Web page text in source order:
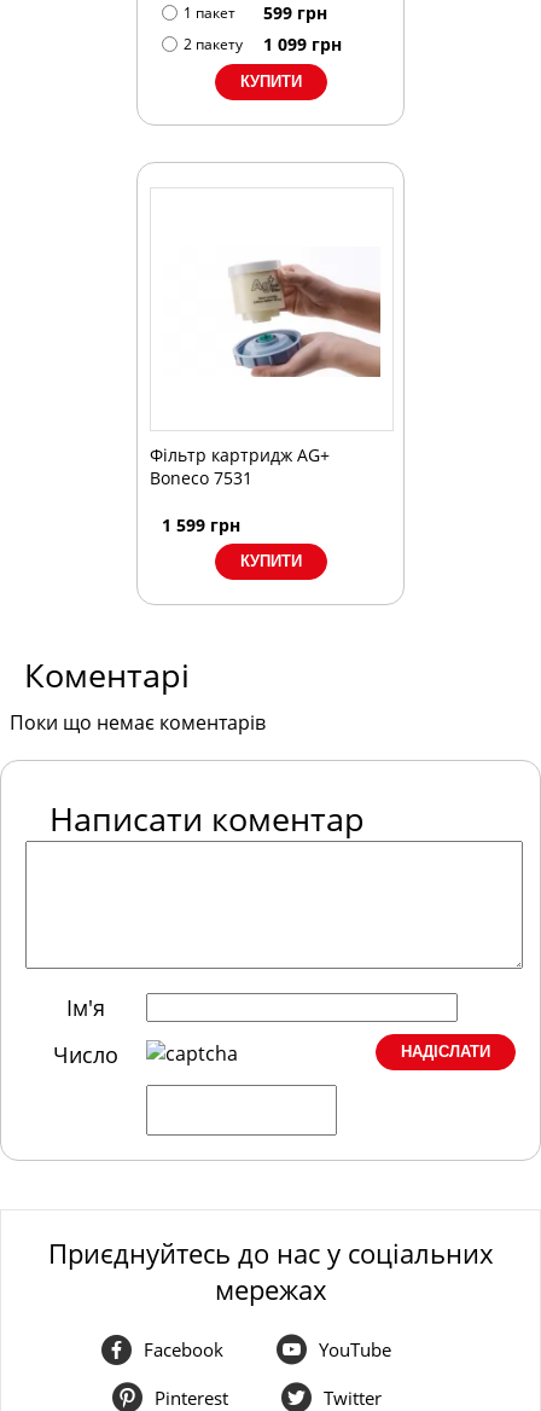
1 пакет 599 грн
2 пакету 1 099 грн
Фільтр картридж AG+
Boneco 7531
1 599 грн
Коментарі
Поки що немає коментарів
Написати коментар
Ім'я
Число
Приєднуйтесь до нас у соціальних
мережах
Facebook
YouTube
Pinterest
Twitter